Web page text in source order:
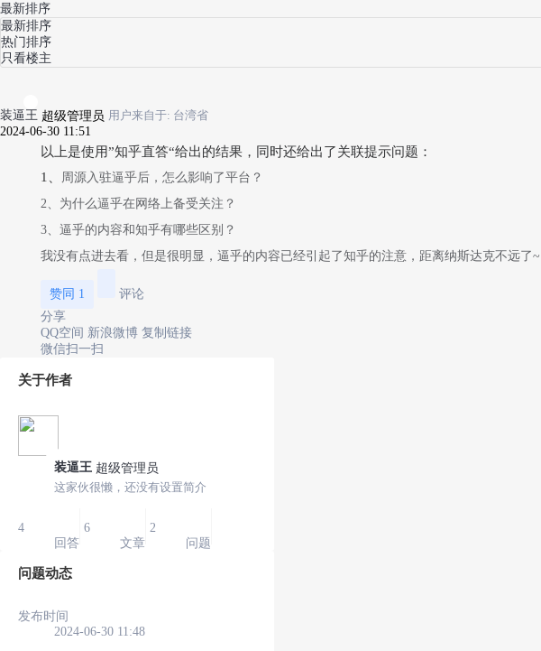
最新排序
最新排序
热门排序
只看楼主
装逼王 超级管理员 用户来自于: 台湾省
2024-06-30 11:51
以上是使用”知乎直答“给出的结果，同时还给出了关联提示问题：
1、
周源入驻逼乎后，怎么影响了平台？
2、为什么逼乎在网络上备受关注？
3、逼乎的内容和知乎有哪些区别？
我没有点进去看，但是很明显，逼乎的内容已经引起了知乎的注意，距离纳斯达克不远了~
赞同 1
评论
分享
QQ空间 新浪微博 复制链接
微信扫一扫
关于作者
装逼王 超级管理员
这家伙很懒，还没有设置简介
4
回答
6
文章
2
问题
问题动态
发布时间
2024-06-30 11:48